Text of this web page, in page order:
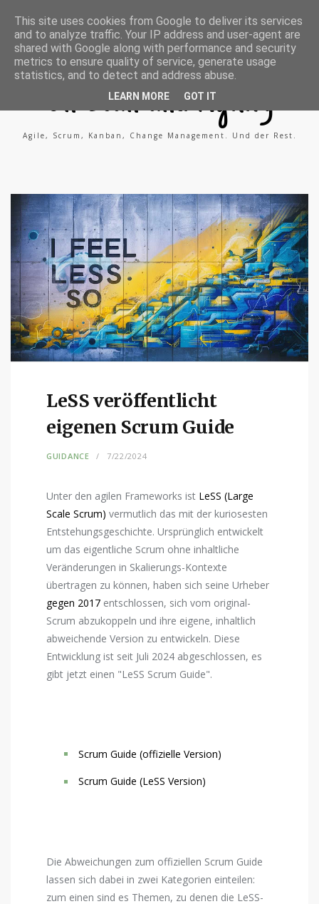
A
g
i
l
e
P
s
X
n
g
L
i
n
k
e
d
On Lean and Agility
Agile, Scrum, Kanban, Change Management. Und der Rest.
LeSS veröffentlicht
eigenen Scrum Guide
GUIDANCE 7/22/2024
Unter den agilen Frameworks ist LeSS (Large
Scale Scrum) vermutlich das mit der kuriosesten
Entstehungsgeschichte. Ursprünglich entwickelt
um das eigentliche Scrum ohne inhaltliche
Veränderungen in Skalierungs-Kontexte
übertragen zu können, haben sich seine Urheber
gegen 2017 entschlossen, sich vom original-
Scrum abzukoppeln und ihre eigene, inhaltlich
abweichende Version zu entwickeln. Diese
Entwicklung ist seit Juli 2024 abgeschlossen, es
gibt jetzt einen "LeSS Scrum Guide".
Scrum Guide (offizielle Version)
Scrum Guide (LeSS Version)
Die Abweichungen zum offiziellen Scrum Guide
lassen sich dabei in zwei Kategorien einteilen:
zum einen sind es Themen, zu denen die LeSS-
This site uses cookies from Google to deliver its services
and to analyze traffic. Your IP address and user-agent are
shared with Google along with performance and security
metrics to ensure quality of service, generate usage
statistics, and to detect and address abuse.
LEARN MORE GOT IT